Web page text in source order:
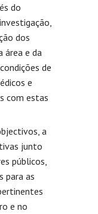
do
dos
área e da
de
e
com estas
a
junto
públicos,
para as
e no